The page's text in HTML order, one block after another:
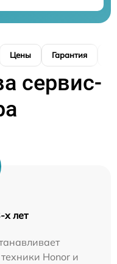
Цены Гарантия
сервис-
х лет
Honor и